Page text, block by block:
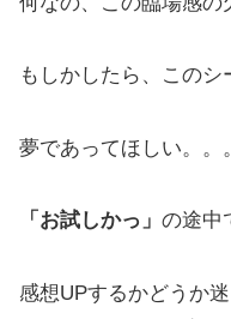
もしかしたら、このシ
夢であってほしい。。。
「お試しかっ」 の途中
感想UPするかどうか